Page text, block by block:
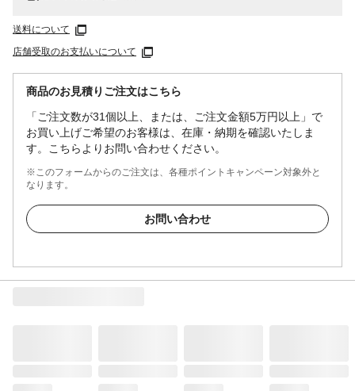
送料について
店舗受取のお支払いについて
商品のお見積りご注文はこちら
「ご注文数が31個以上、または、ご注文金額5万円以上」で
お買い上げご希望のお客様は、在庫・納期を確認いたしま
す。こちらよりお問い合わせください。
※このフォームからのご注文は、各種ポイントキャンペーン対象外と
なります。
お問い合わせ